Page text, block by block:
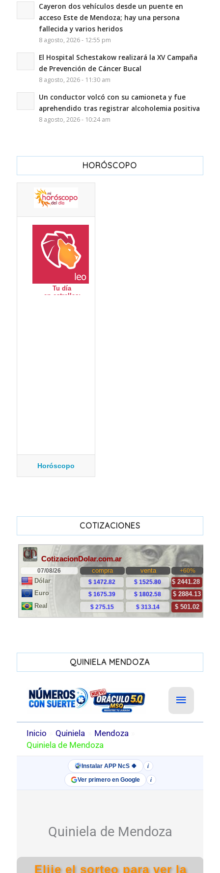
Cayeron dos vehículos desde un puente en
acceso Este de Mendoza; hay una persona
fallecida y varios heridos
8 agosto, 2026 - 12:55 pm
El Hospital Schestakow realizará la XV Campaña
de Prevención de Cáncer Bucal
8 agosto, 2026 - 11:30 am
Un conductor volcó con su camioneta y fue
aprehendido tras registrar alcoholemia positiva
8 agosto, 2026 - 10:24 am
HORÓSCOPO
Horóscopo
COTIZACIONES
QUINIELA MENDOZA